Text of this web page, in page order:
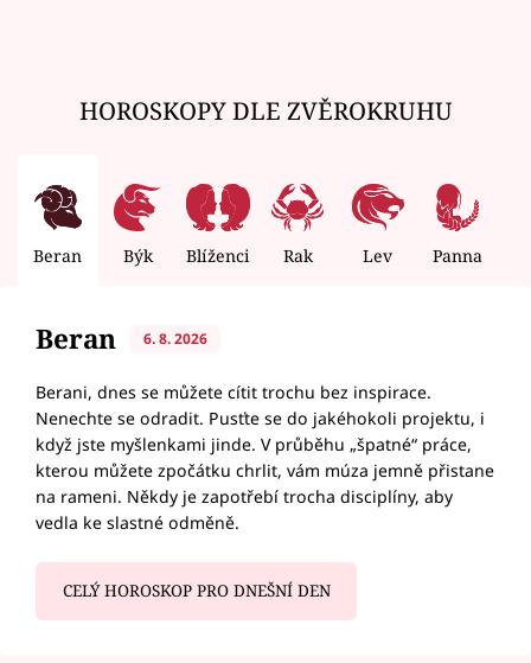
HOROSKOPY DLE ZVĚROKRUHU
Beran Býk Blíženci Rak Lev Panna
Beran 6. 8. 2026
Berani, dnes se můžete cítit trochu bez inspirace.
Nenechte se odradit. Pusťte se do jakéhokoli projektu, i
když jste myšlenkami jinde. V průběhu „špatné“ práce,
kterou můžete zpočátku chrlit, vám múza jemně přistane
na rameni. Někdy je zapotřebí trocha disciplíny, aby
vedla ke slastné odměně.
CELÝ HOROSKOP PRO DNEŠNÍ DEN